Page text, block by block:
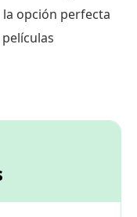
opción perfecta